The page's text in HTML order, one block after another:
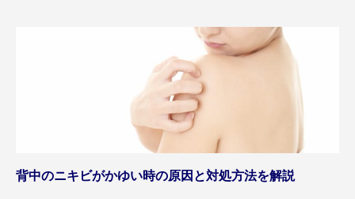
背中のニキビがかゆい時の原因と対処方法を解説